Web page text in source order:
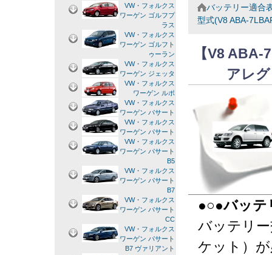
バッテリー適合
型式(V8 ABA-
【V8
アレ
●○●バッテ
バッテリ
ケット）
VW・フォルクス
ワーゲン ゴルフプ
ラス
VW・フォルクス
ワーゲン ゴルフト
ゥーラン
VW・フォルクス
ワーゲン ジェッタ
VW・フォルクス
ワーゲン ルポ
VW・フォルクス
ワーゲン パサート
VW・フォルクス
ワーゲン パサート
VW・フォルクス
ワーゲン パサート
B5
VW・フォルクス
ワーゲン パサート
B7
VW・フォルクス
ワーゲン パサート
CC
VW・フォルクス
ワーゲン パサート
B7 ヴァリアント